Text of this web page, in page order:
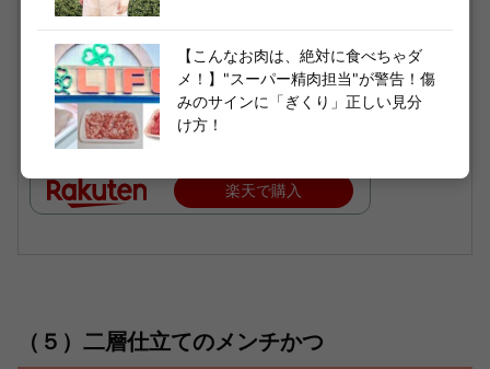
【クーポンで20%OFF】2026新作【超軽量
＆自動開閉 2タイプ】日傘 形状記憶 折りた
たみ 完全遮光 軽量 晴雨兼用 遮熱 100 折りた
たみ傘 レディース メンズ 東レ カーボン コン
パクト 折り畳み傘 uv 父の日ギフト Pattofol
d arella swifit【KIZAWA公式】
楽天で購入
（５）二層仕立てのメンチかつ
【こんなお肉は、絶対に食べちゃダ
メ！】"スーパー精肉担当"が警告！傷
みのサインに「ぎくり」正しい見分
け方！